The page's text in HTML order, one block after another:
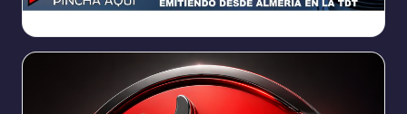
https://broadcast.radioponiente.org:8066/index.html?sid=1